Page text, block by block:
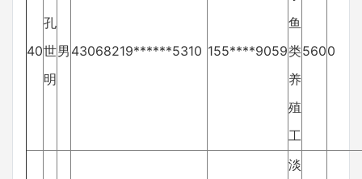
40
孔
世
明
男 43068219******5310 155****9059
鱼
类
养
殖
工
5600
淡